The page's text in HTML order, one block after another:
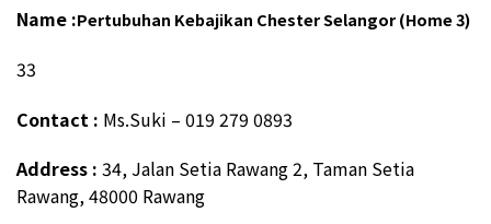
Name :Pertubuhan Kebajikan Chester Selangor (Home 3)
33
Contact : Ms.Suki – 019 279 0893
Address : 34, Jalan Setia Rawang 2, Taman Setia
Rawang, 48000 Rawang